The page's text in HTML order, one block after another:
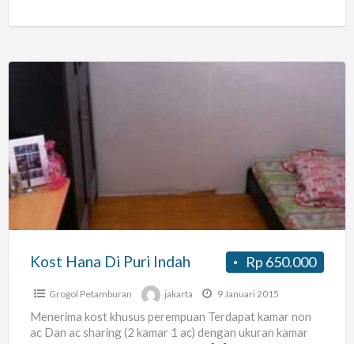
Di
Puri
Indah
Rp 650.000
Kost Hana Di Puri Indah
Grogol Petamburan jakarta 9 Januari 2015
Menerima kost khusus perempuan Terdapat kamar non
ac Dan ac sharing (2 kamar 1 ac) dengan ukuran kamar